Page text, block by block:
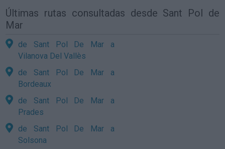
Últimas rutas consultadas desde Sant Pol de
Mar
de Sant Pol De Mar a
Vilanova Del Vallès
de Sant Pol De Mar a
Bordeaux
de Sant Pol De Mar a
Prades
de Sant Pol De Mar a
Solsona